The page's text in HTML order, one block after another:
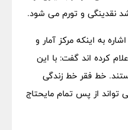
نقدینگی و تورم می شود.
به اینکه مرکز آمار و
تومان اعلام کرده اند گفت: با این
خط فقر خط زندگی
از پس تمام مایحتاج